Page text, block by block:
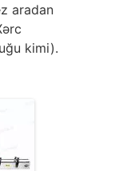
aradan
kimi).